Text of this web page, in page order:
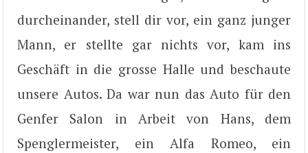
durcheinander, stell dir vor, ein ganz junger
Mann, er stellte gar nichts vor, kam ins
Geschäft in die grosse Halle und beschaute
unsere Autos. Da war nun das Auto für den
Genfer Salon in Arbeit von Hans, dem
Spenglermeister, ein Alfa Romeo, ein